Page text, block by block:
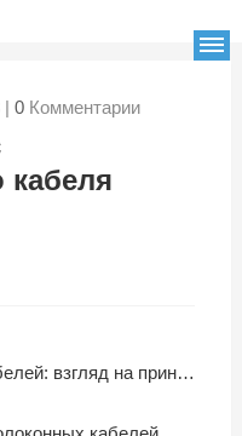
| 0Комментарии
кабеля
преимущества и области применения